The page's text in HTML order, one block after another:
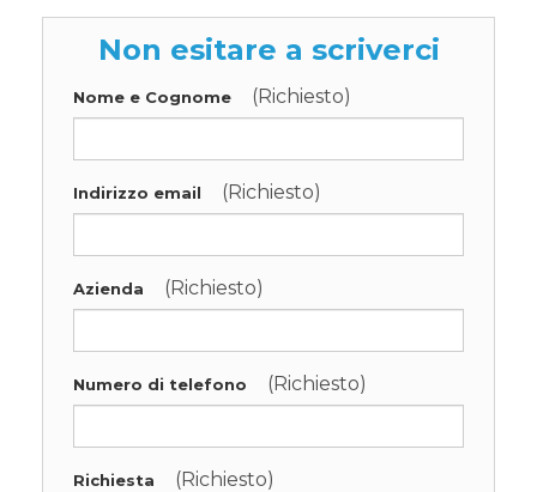
Non esitare a scriverci
Nome e Cognome (Richiesto)
Indirizzo email (Richiesto)
Azienda (Richiesto)
Numero di telefono (Richiesto)
Richiesta (Richiesto)